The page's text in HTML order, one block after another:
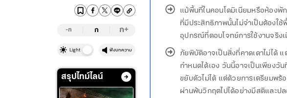
-ก ก ก+
Light ฟังบทความ
สรุปไทม์ไลน์
แม้พื้นที่ในคอนโดมิเนียมหรือห้องพั
ที่มีประสิทธิภาพนั้นไม่จำเป็นต้อง
อุปกรณ์ที่ตอบโจทย์การใช้งานจริง
ภัยพิบัติอาจเป็นสิ่งที่คาดเดาไม่ไ
กำหนดได้เอง วันนี้อาจเป็นเพียง
ขยับตัวไม่ได้ แต่ด้วยการเตรียมพร้
ผ่านพ้นวิกฤตไปได้อย่างมีสติและป